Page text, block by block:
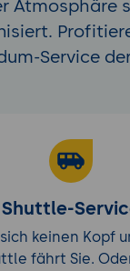
Atmosphäre
Service
Shuttle-
keinen Kopf
fährt Sie.